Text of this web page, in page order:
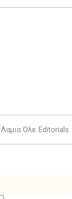
Λαμια Ολε Editorials